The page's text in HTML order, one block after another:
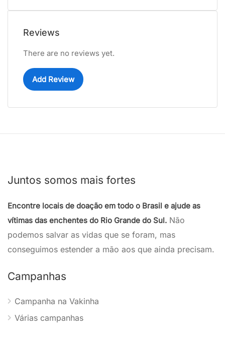
Reviews
There are no reviews yet.
Add Review
Juntos somos mais fortes
Encontre locais de doação em todo o Brasil e ajude as
vítimas das enchentes do Rio Grande do Sul. Não
podemos salvar as vidas que se foram, mas
conseguimos estender a mão aos que ainda precisam.
Campanhas
Campanha na Vakinha
Várias campanhas